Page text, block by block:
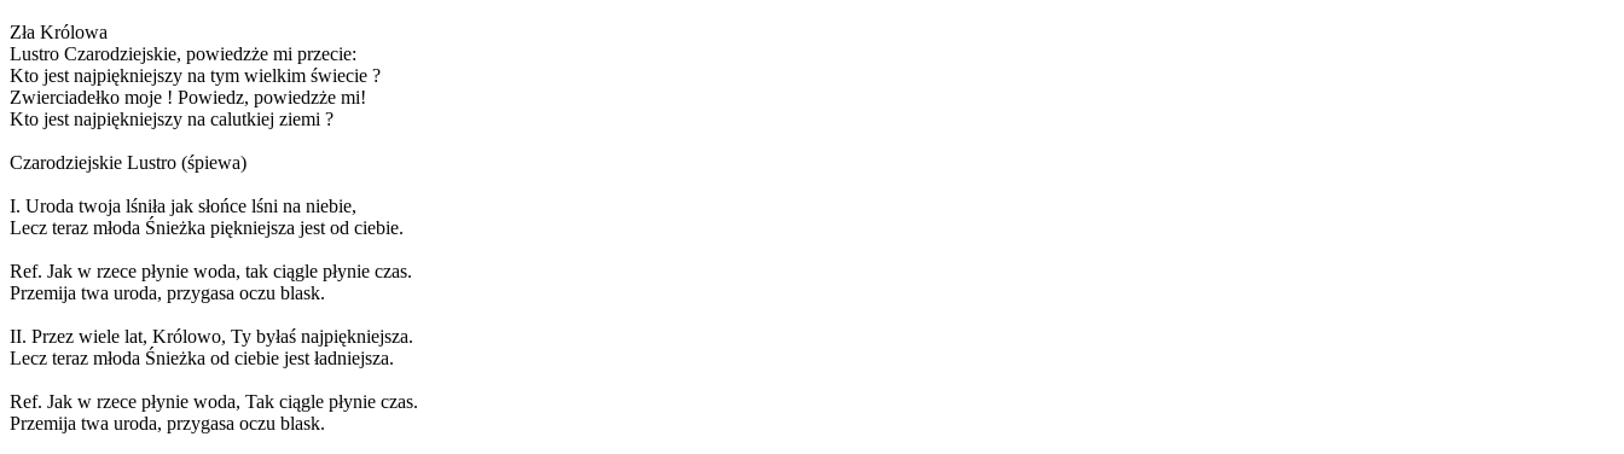
Zła Królowa
Lustro Czarodziejskie, powiedzże mi przecie:
Kto jest najpiękniejszy na tym wielkim świecie ?
Zwierciadełko moje ! Powiedz, powiedzże mi!
Kto jest najpiękniejszy na calutkiej ziemi ?
Czarodziejskie Lustro (śpiewa)
I. Uroda twoja lśniła jak słońce lśni na niebie,
Lecz teraz młoda Śnieżka piękniejsza jest od ciebie.
Ref. Jak w rzece płynie woda, tak ciągle płynie czas.
Przemija twa uroda, przygasa oczu blask.
II. Przez wiele lat, Królowo, Ty byłaś najpiękniejsza.
Lecz teraz młoda Śnieżka od ciebie jest ładniejsza.
Ref. Jak w rzece płynie woda, Tak ciągle płynie czas.
Przemija twa uroda, przygasa oczu blask.